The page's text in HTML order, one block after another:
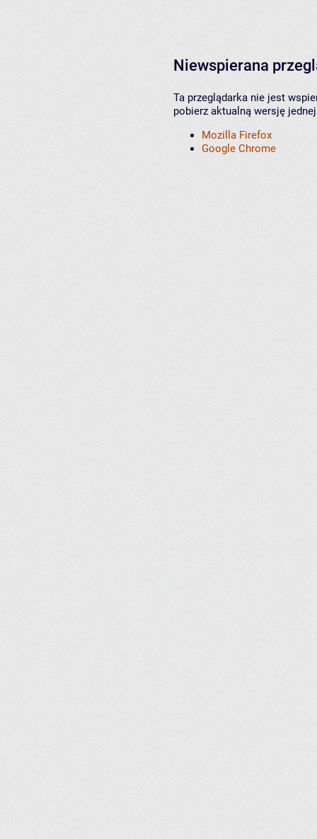
Niewspierana
Ta przeglądarka nie jest
pobierz aktualną wersję
Mozilla Firefox
Google Chrome